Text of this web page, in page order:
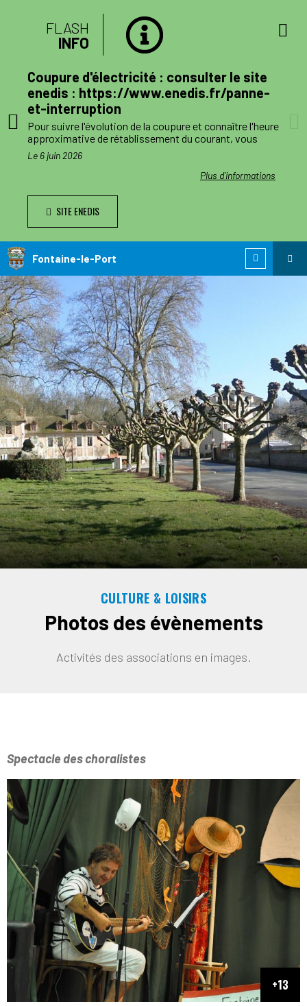
le
est
de
FLASH
INFO
Coupure d'électricité : consulter le site
enedis : https://www.enedis.fr/panne-
et-interruption
Plus d'informations
Pour suivre l'évolution de la coupure et connaître l'heure
approximative de rétablissement du courant, vous
pouvez consulter le site enedis.fr/panne-et-
interruption ou télécharger l'application Enedis à mes
côtés. Toutefois l'alimentation pourra être rétablie à
Le jour des travaux, si vous avez besoin d’information
complémentaire, vous pourrez nous joindre au numéro
Le 6 juin 2026
SITE ENEDIS
Fontaine-le-Port
CULTURE & LOISIRS
Photos des évènements
Activités des associations en images.
Spectacle des choralistes